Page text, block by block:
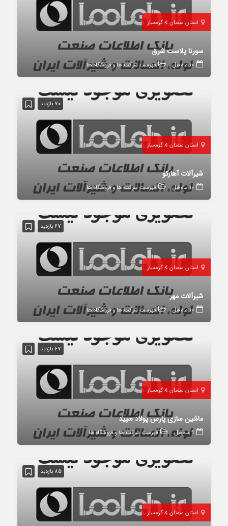
استان سمنان گرمسار
سورنا پلاست شرق
10 ماه قبل فهرست شرکت ها و فروشگاه ها
70 بازدید
استان سمنان گرمسار
شیرآلات آهارکو
10 ماه قبل فهرست شرکت ها و فروشگاه ها
67 بازدید
استان سمنان گرمسار
شیرآلات مهر
10 ماه قبل فهرست شرکت ها و فروشگاه ها
67 بازدید
استان سمنان گرمسار
ماشین سازی پارس پولاد سپید
9 ماه قبل فهرست شرکت ها و فروشگاه ها
85 بازدید
استان سمنان گرمسار